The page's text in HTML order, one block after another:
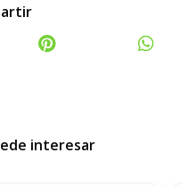
interesar